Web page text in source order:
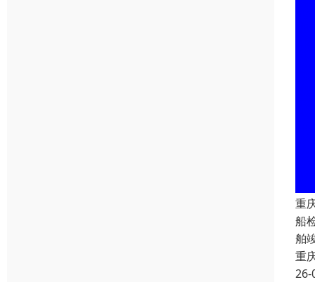
重
船
舶
重
26-